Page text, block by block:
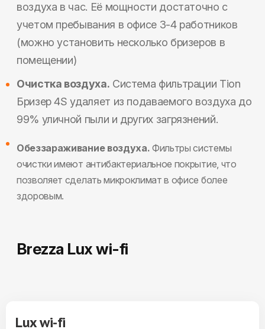
воздуха в час. Её мощности достаточно с
учетом пребывания в офисе 3-4 работников
(можно установить несколько бризеров в
помещении)
Очистка воздуха. Система фильтрации Tion
Бризер 4S удаляет из подаваемого воздуха до
99% уличной пыли и других загрязнений.
Обеззараживание воздуха. Фильтры системы
очистки имеют антибактериальное покрытие, что
позволяет сделать микроклимат в офисе более
здоровым.
Brezza Lux wi-fi
Lux wi-fi